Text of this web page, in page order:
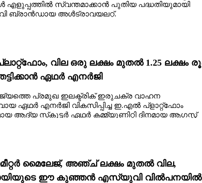
എളുപ്പത്തിൽ സ്വന്തമാക്കാൻ പുതിയ പദ്ധതിയുമായി
ബ്രാൻഡായ അൾട്രാവയലറ്റ്.
വില ഒരു ലക്ഷം മുതൽ 1.25 ലക്ഷം
ഏഥർ എനർജി
പ്രമുഖ ഇലക്ട്രിക് ഇരുചക്ര വാഹന
ഏഥർ എനർജി വികസിപ്പിച്ച ഇ.എൽ പ്ളാറ്റ്ഫോം
ആദ്യ സ്‌കൂട്ടർ ഏഥർ കമ്മ്യൂണിറ്റി ദിനമായ ആഗസ്റ്റ്
മൈലേജ്, അഞ്ച് ലക്ഷം മുതൽ വില,
ഈ കുഞ്ഞൻ എസ്‌യുവി വിൽപനയിൽ